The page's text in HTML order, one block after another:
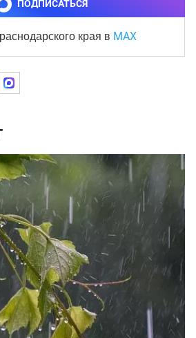
ПОДПИСАТЬСЯ
края в MAX